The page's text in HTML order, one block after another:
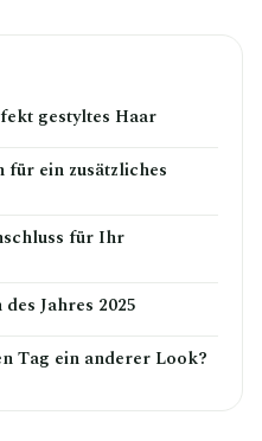
gestyltes Haar
ein zusätzliches
für Ihr
Jahres 2025
Tag ein anderer Look?